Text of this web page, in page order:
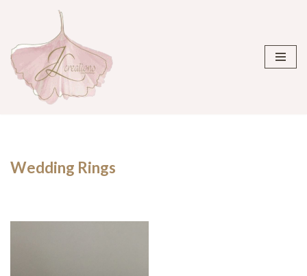
naar
de
inhoud
Wedding Rings